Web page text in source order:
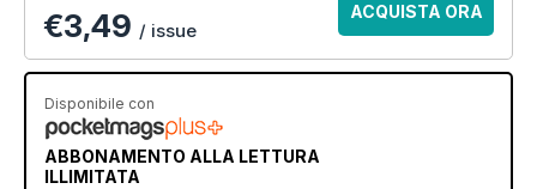
€3,49 / issue
ACQUISTA ORA
Disponibile con
ABBONAMENTO ALLA LETTURA
ILLIMITATA